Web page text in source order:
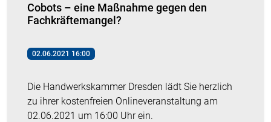
Cobots – eine Maßnahme gegen den
Fachkräftemangel?
02.06.2021 16:00
Die Handwerkskammer Dresden lädt Sie herzlich
zu ihrer kostenfreien Onlineveranstaltung am
02.06.2021 um 16:00 Uhr ein.